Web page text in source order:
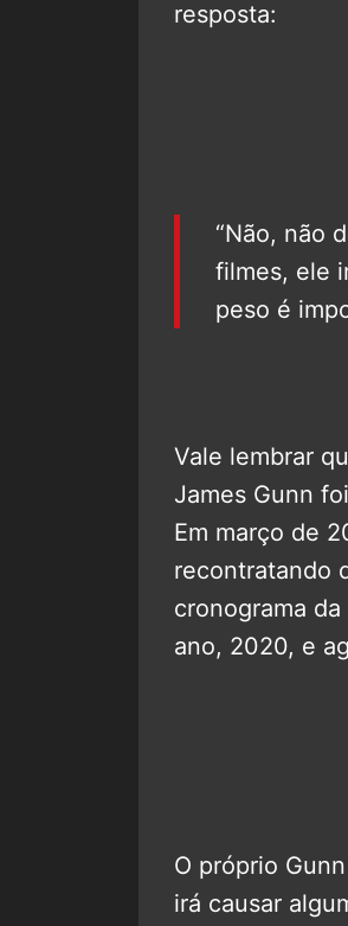
resposta:
“Não, não
filmes, ele
peso é
Vale lembrar
James Gunn
Em março de
recontratando
cronograma
ano, 2020, e
O próprio
irá causar